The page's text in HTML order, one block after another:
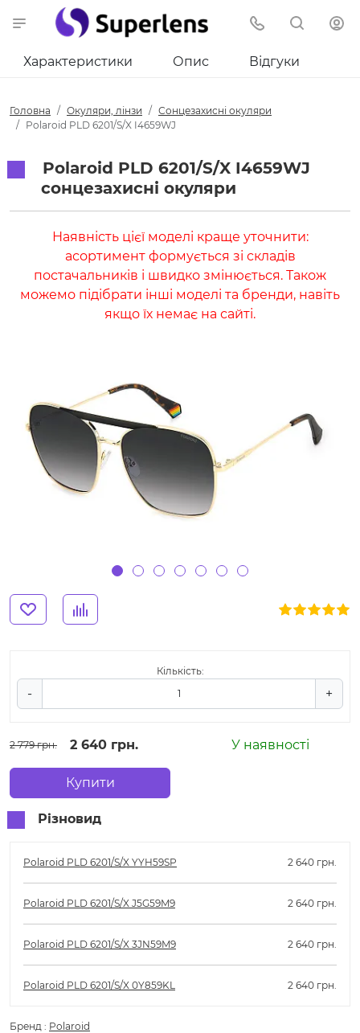
Характеристики Опис Відгуки
Головна Окуляри, лінзи
Сонцезахисні окуляри
Polaroid PLD 6201/S/X I4659WJ
Polaroid PLD 6201/S/X I4659WJ
сонцезахисні окуляри
Наявність цієї моделі краще уточнити:
асортимент формується зі складів
постачальників і швидко змінюється. Також
можемо підібрати інші моделі та бренди, навіть
якщо їх немає на сайті.
Кількість:
- +
2 779 грн. 2 640 грн. У наявності
Купити
Різновид
Polaroid PLD 6201/S/X YYH59SP 2 640 грн.
Polaroid PLD 6201/S/X J5G59M9 2 640 грн.
Polaroid PLD 6201/S/X 3JN59M9 2 640 грн.
Polaroid PLD 6201/S/X 0Y859KL 2 640 грн.
Бренд : Polaroid